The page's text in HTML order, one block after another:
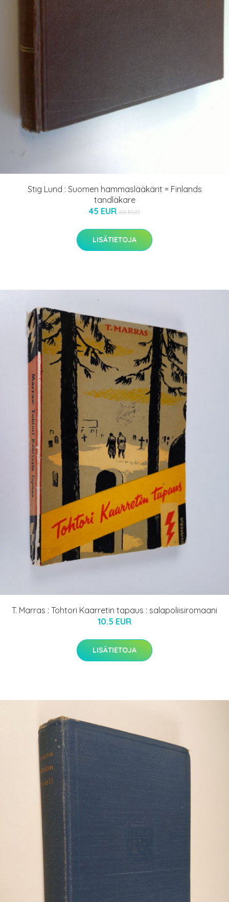
Stig Lund : Suomen hammaslääkärit = Finlands
tandläkare
45 EUR 60 EUR
LISÄTIETOJA
T. Marras : Tohtori Kaarretin tapaus : salapoliisiromaani
10.5 EUR
LISÄTIETOJA